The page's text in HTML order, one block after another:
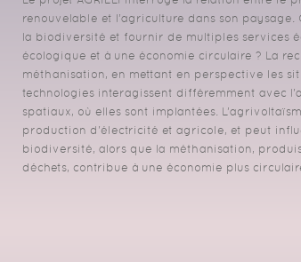
renouvelable et l’agriculture dans son
la biodiversité et fournir de multiples services
écologique et à une économie circulaire ? La
méthanisation, en mettant en perspective les
technologies interagissent différemment avec
spatiaux, où elles sont implantées.
production d'électricité et agricole, et peut
biodiversité, alors que la méthanisation,
déchets, contribue à une économie plus